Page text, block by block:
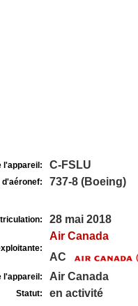
l'appareil: C-FSLU
d'aéronef: 737-8 (Boeing)
28 mai 2018
Air Canada
AC
l'appareil: Air Canada
Statut: en activité